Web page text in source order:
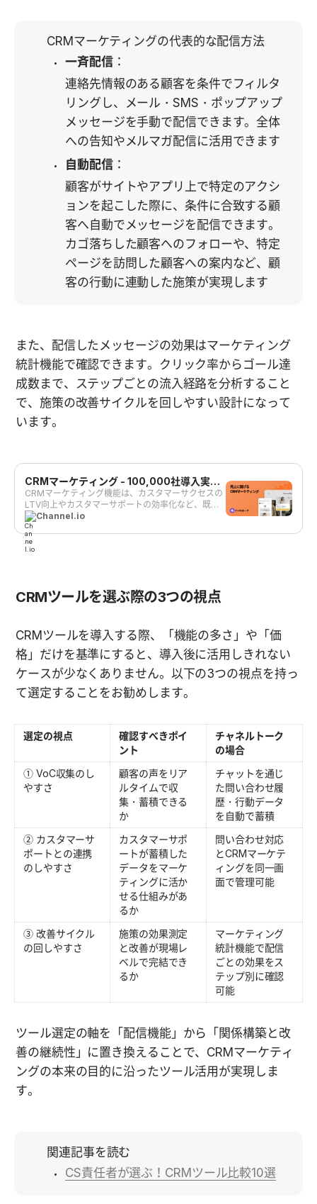
CRMマーケティングの代表的な配信方法
一斉配信：
連絡先情報のある顧客を条件でフィルタ
リングし、メール・SMS・ポップアップ
メッセージを手動で配信できます。全体
への告知やメルマガ配信に活用できます
自動配信：
顧客がサイトやアプリ上で特定のアクシ
ョンを起こした際に、条件に合致する顧
客へ自動でメッセージを配信できます。
カゴ落ちした顧客へのフォローや、特定
ページを訪問した顧客への案内など、顧
客の行動に連動した施策が実現します
また、配信したメッセージの効果はマーケティング
統計機能で確認できます。クリック率からゴール達
成数まで、ステップごとの流入経路を分析すること
で、施策の改善サイクルを回しやすい設計になって
います。
CRMマーケティング - 100,000社導入実績
のチャネルトーク | SaaS/toC/ECのカスタ
マーサクセスのLTV向上やセルフオンボーデ
ィング、リピートやリテンションを向上させ
るロータッチやテックタッチの施策が打てま
す！ - チャネルトーク
CRMマーケティング機能は、カスタマーサクセスの
LTV向上やカスタマーサポートの効率化など、既存
顧客に対するマーケティング施策が打てる一斉配信
や自動セグメント配信機能です。自動的に解約(チャ
ーン)防止したり、オンボーディング、リピートやリ
テンションの改善ができます。高速検索可能なCRM
す！
Channel.io
CRMツールを選ぶ際の3つの視点
CRMツールを導入する際、「機能の多さ」や「価
格」だけを基準にすると、導入後に活用しきれない
ケースが少なくありません。以下の3つの視点を持っ
て選定することをお勧めします。
選定の視点
確認すべきポイ
ント
チャネルトーク
の場合
① VoC収集のし
やすさ
顧客の声をリア
ルタイムで収
集・蓄積できる
か
チャットを通じ
た問い合わせ履
歴・行動データ
を自動で蓄積
② カスタマーサ
ポートとの連携
のしやすさ
カスタマーサポ
ートが蓄積した
データをマーケ
ティングに活か
せる仕組みがあ
るか
問い合わせ対応
とCRMマーケテ
ィングを同一画
面で管理可能
③ 改善サイクル
の回しやすさ
施策の効果測定
と改善が現場レ
ベルで完結でき
るか
マーケティング
統計機能で配信
ごとの効果をス
テップ別に確認
可能
ツール選定の軸を「配信機能」から「関係構築と改
善の継続性」に置き換えることで、CRMマーケティ
ングの本来の目的に沿ったツール活用が実現しま
す。
関連記事を読む
CS責任者が選ぶ！CRMツール比較10選